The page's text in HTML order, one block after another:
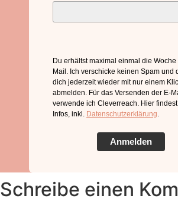
Du erhältst maximal einmal die Woche
Mail. Ich verschicke keinen Spam und
dich jederzeit wieder mit nur einem
abmelden. Für das Versenden der E-
verwende ich Cleverreach. Hier
Infos, inkl. Datenschutzerklärung
Anmelden
Schreibe einen